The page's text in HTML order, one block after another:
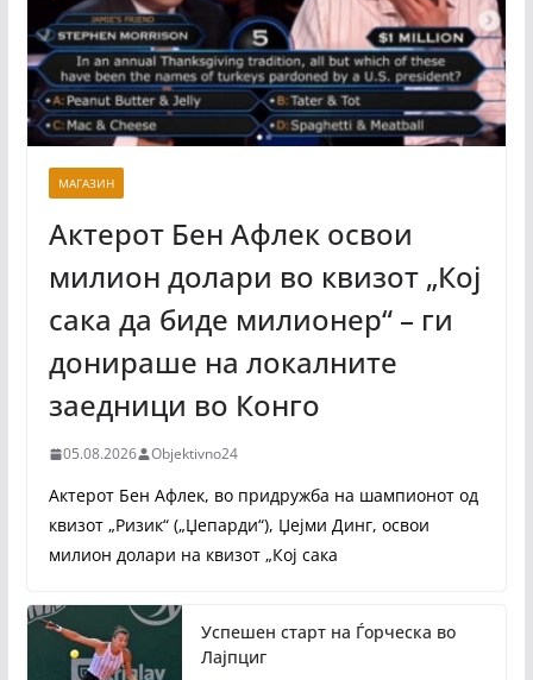
МАГАЗИН
Актерот Бен Афлек освои
милион долари во квизот „Кој
сака да биде милионер“ – ги
донираше на локалните
заедници во Конго
05.08.2026 Objektivno24
Актерот Бен Афлек, во придружба на шампионот од
квизот „Ризик“ („Џепарди“), Џејми Динг, освои
милион долари на квизот „Кој сака
Успешен старт на Ѓорческа во
Лајпциг